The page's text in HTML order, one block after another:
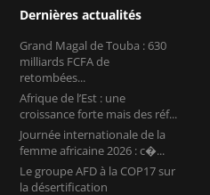
croissance forte mais des réf...
femme africaine 2026 : c�...
Le groupe AFD à la COP17 sur